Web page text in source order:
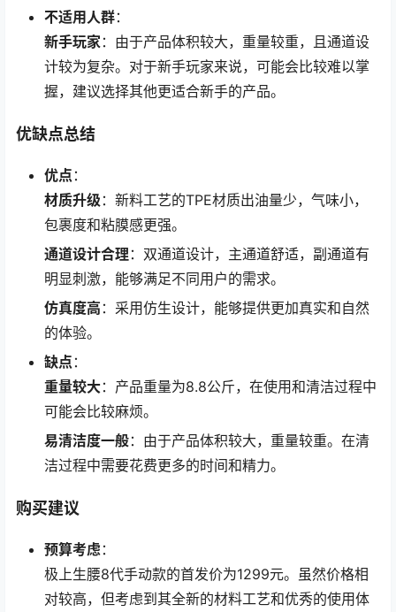
不适用人群：
新手玩家 ：由于产品体积较大，重量较重，且通道设
计较为复杂。对于新手玩家来说，可能会比较难以掌
握，建议选择其他更适合新手的产品。
优缺点总结
优点 ：
材质升级 ：新料工艺的TPE材质出油量少，气味小，
包裹度和粘膜感更强。
通道设计合理 ：双通道设计，主通道舒适，副通道有
明显刺激，能够满足不同用户的需求。
仿真度高 ：采用仿生设计，能够提供更加真实和自然
的体验。
缺点 ：
重量较大：产品重量为8.8公斤，在使用和清洁过程中
可能会比较麻烦。
易清洁度一般：由于产品体积较大，重量较重。在清
洁过程中需要花费更多的时间和精力。
购买建议
预算考虑：
极上生腰8代手动款的首发价为1299元。虽然价格相
对较高，但考虑到其全新的材料工艺和优秀的使用体